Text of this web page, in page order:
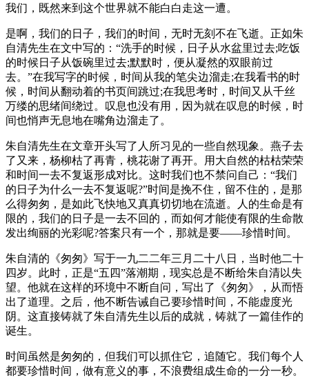
我们，既然来到这个世界就不能白白走这一遭。
是啊，我们的日子，我们的时间，无时无刻不在飞逝。正如朱
自清先生在文中写的：“洗手的时候，日子从水盆里过去;吃饭
的时候日子从饭碗里过去;默默时，便从凝然的双眼前过
去。”在我写字的时候，时间从我的笔尖边溜走;在我看书的时
候，时间从翻动着的书页间跳过;在我思考时，时间又从千丝
万缕的思绪间绕过。叹息也没有用，因为就在叹息的时候，时
间也悄声无息地在嘴角边溜走了。
朱自清先生在文章开头写了人所习见的一些自然现象。燕子去
了又来，杨柳枯了再青，桃花谢了再开。用大自然的枯枯荣荣
和时间一去不复返形成对比。这时我们也不禁问自己：“我们
的日子为什么一去不复返呢?”时间是挽不住，留不住的，是那
么得匆匆，是如此飞快地又真真切切地在流逝。人的生命是有
限的，我们的日子是一去不回的，而如何才能使有限的生命散
发出绚丽的光彩呢?答案只有一个，那就是要——珍惜时间。
朱自清的《匆匆》写于一九二二年三月二十八日，当时他二十
四岁。此时，正是“五四”落潮期，现实总是不断给朱自清以失
望。他就在这样的环境中不断自问，写出了《匆匆》，从而悟
出了道理。之后，他不断告诫自己要珍惜时间，不能虚度光
阴。这直接铸就了朱自清先生以后的成就，铸就了一篇佳作的
诞生。
时间虽然是匆匆的，但我们可以抓住它，追随它。我们每个人
都要珍惜时间，做有意义的事，不浪费组成生命的一分一秒。